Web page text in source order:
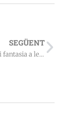
SEGÜENT
Ciència-ficció i fantasia a les aules (I). Els primers passos